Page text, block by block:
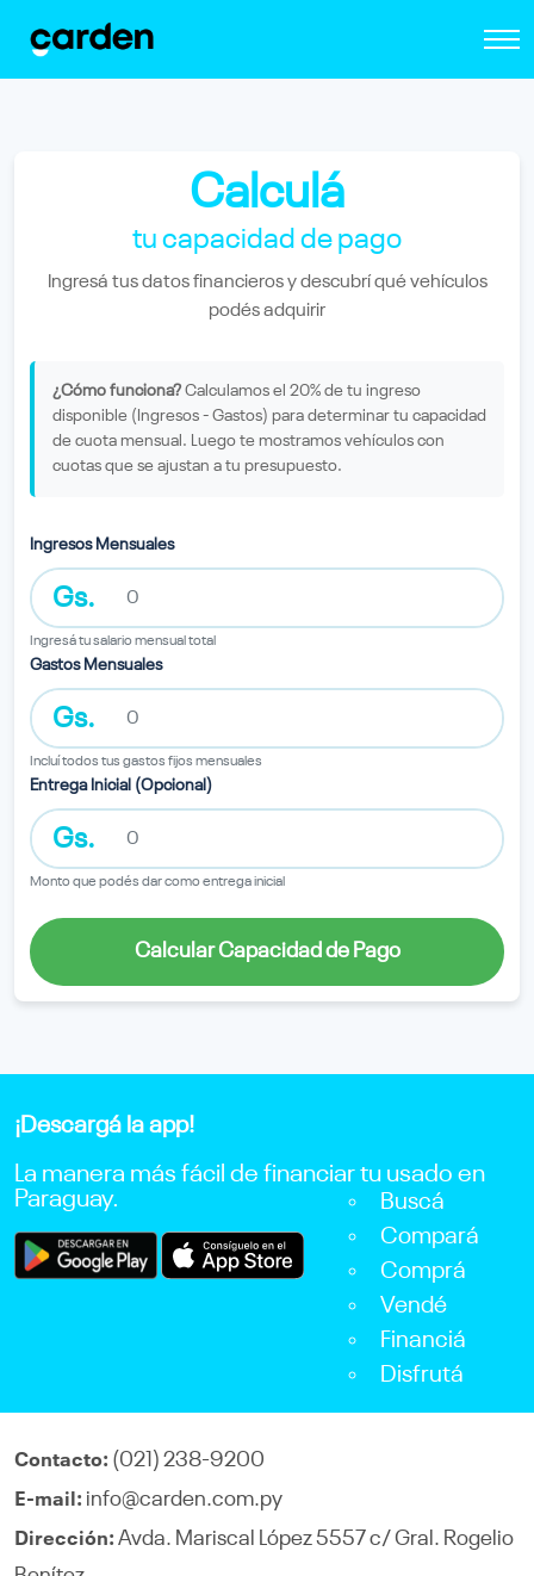
Calculá
tu capacidad de pago
Ingresá tus datos financieros y descubrí qué vehículos
podés adquirir
¿Cómo funciona?Calculamos el 20% de tu ingreso
disponible (Ingresos - Gastos) para determinar tu capacidad
de cuota mensual. Luego te mostramos vehículos con
cuotas que se ajustan a tu presupuesto.
Ingresos Mensuales
Gs.
Ingresá tu salario mensual total
Gastos Mensuales
Gs.
Incluí todos tus gastos fijos mensuales
Entrega Inicial (Opcional)
Gs.
Monto que podés dar como entrega inicial
Calcular Capacidad de Pago
¡Descargá la app!
La manera más fácil de financiar tu usado en
Paraguay.
Buscá
Compará
Comprá
Vendé
Financiá
Disfrutá
Contacto: (021) 238-9200
E-mail: info@carden.com.py
Dirección: Avda. Mariscal López 5557 c/ Gral. Rogelio